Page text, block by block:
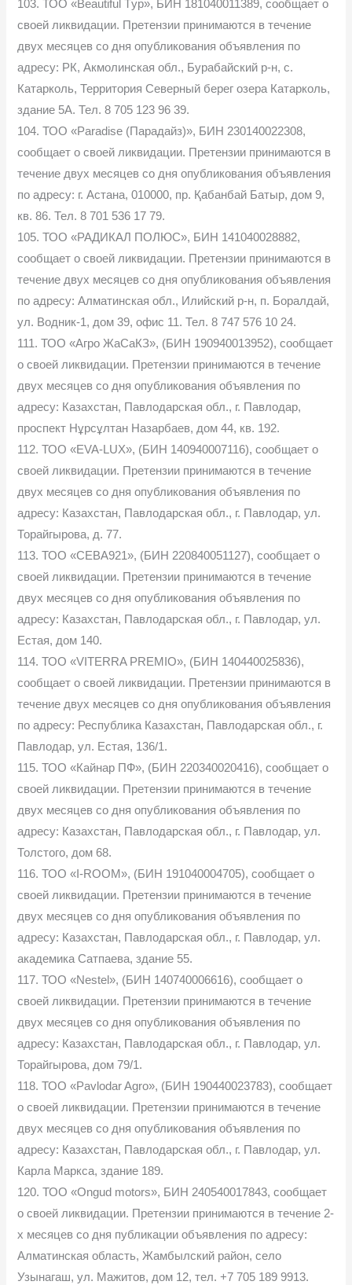
103. ТОО «Beautiful Tур», БИН 181040011389, сообщает о
своей ликвидации. Претензии принимаются в течение
двух месяцев со дня опубликования объявления по
адресу: РК, Акмолинская обл., Бурабайский р-н, с.
Катарколь, Территория Северный берег озера Катарколь,
здание 5А. Тел. 8 705 123 96 39.
104. ТОО «Paradise (Парадайз)», БИН 230140022308,
сообщает о своей ликвидации. Претензии принимаются в
течение двух месяцев со дня опубликования объявления
по адресу: г. Астана, 010000, пр. Қабанбай Батыр, дом 9,
кв. 86. Тел. 8 701 536 17 79.
105. ТОО «РАДИКАЛ ПОЛЮС», БИН 141040028882,
сообщает о своей ликвидации. Претензии принимаются в
течение двух месяцев со дня опубликования объявления
по адресу: Алматинская обл., Илийский р-н, п. Боралдай,
ул. Водник-1, дом 39, офис 11. Тел. 8 747 576 10 24.
111. ТОО «Агро ЖаСаКЗ», (БИН 190940013952), сообщает
о своей ликвидации. Претензии принимаются в течение
двух месяцев со дня опубликования объявления по
адресу: Казахстан, Павлодарская обл., г. Павлодар,
проспект Нұрсұлтан Назарбаев, дом 44, кв. 192.
112. ТОО «EVA-LUX», (БИН 140940007116), сообщает о
своей ликвидации. Претензии принимаются в течение
двух месяцев со дня опубликования объявления по
адресу: Казахстан, Павлодарская обл., г. Павлодар, ул.
Торайгырова, д. 77.
113. ТОО «СЕВА921», (БИН 220840051127), сообщает о
своей ликвидации. Претензии принимаются в течение
двух месяцев со дня опубликования объявления по
адресу: Казахстан, Павлодарская обл., г. Павлодар, ул.
Естая, дом 140.
114. ТОО «VITERRA PREMIO», (БИН 140440025836),
сообщает о своей ликвидации. Претензии принимаются в
течение двух месяцев со дня опубликования объявления
по адресу: Республика Казахстан, Павлодарская обл., г.
Павлодар, ул. Естая, 136/1.
115. ТОО «Кайнар ПФ», (БИН 220340020416), сообщает о
своей ликвидации. Претензии принимаются в течение
двух месяцев со дня опубликования объявления по
адресу: Казахстан, Павлодарская обл., г. Павлодар, ул.
Толстого, дом 68.
116. ТОО «I-ROOM», (БИН 191040004705), сообщает о
своей ликвидации. Претензии принимаются в течение
двух месяцев со дня опубликования объявления по
адресу: Казахстан, Павлодарская обл., г. Павлодар, ул.
академика Сатпаева, здание 55.
117. ТОО «Nestel», (БИН 140740006616), сообщает о
своей ликвидации. Претензии принимаются в течение
двух месяцев со дня опубликования объявления по
адресу: Казахстан, Павлодарская обл., г. Павлодар, ул.
Торайгырова, дом 79/1.
118. ТОО «Pavlodar Agro», (БИН 190440023783), сообщает
о своей ликвидации. Претензии принимаются в течение
двух месяцев со дня опубликования объявления по
адресу: Казахстан, Павлодарская обл., г. Павлодар, ул.
Карла Маркса, здание 189.
120. ТОО «Ongud motors», БИН 240540017843, сообщает
о своей ликвидации. Претензии принимаются в течение 2-
х месяцев со дня публикации объявления по адресу:
Алматинская область, Жамбылский район, село
Узынагаш, ул. Мажитов, дом 12, тел. +7 705 189 9913.